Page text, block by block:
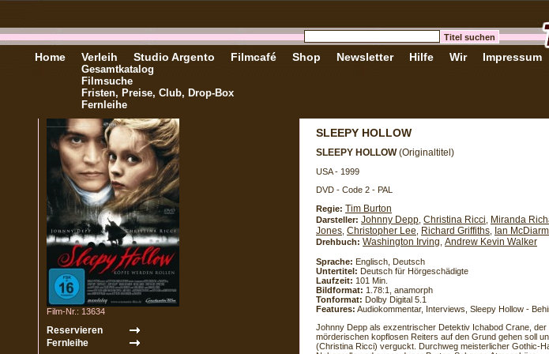
Home Verleih
Gesamtkatalog
Filmsuche
Fristen, Preise, Club, Drop-Box
Fernleihe
Studio Argento Filmcafé Shop Newsletter Hilfe Wir Impressum
Film-Nr.: 13634
SLEEPY HOLLOW
SLEEPY HOLLOW(Originaltitel)
USA - 1999
DVD - Code 2 - PAL
Regie: Tim Burton
Darsteller: Johnny Depp Christina Ricci Miranda
Jones Christopher Lee Richard Griffiths Ian
Drehbuch: Washington Irving Andrew Kevin Walker
Sprache: Englisch, Deutsch
Untertitel: Deutsch für Hörgeschädigte
Laufzeit: 101 Min.
Bildformat: 1.78:1, anamorph
Tonformat: Dolby Digital 5.1
Features: Audiokommentar, Interviews, Sleepy Hollow -
Johnny Depp als exzentrischer Detektiv Ichabod Crane,
mörderischen kopflosen Reiters auf den Grund gehen soll
(Christina Ricci) verguckt. Durchweg meisterlicher Gothic-